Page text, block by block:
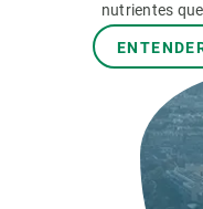
nutrientes